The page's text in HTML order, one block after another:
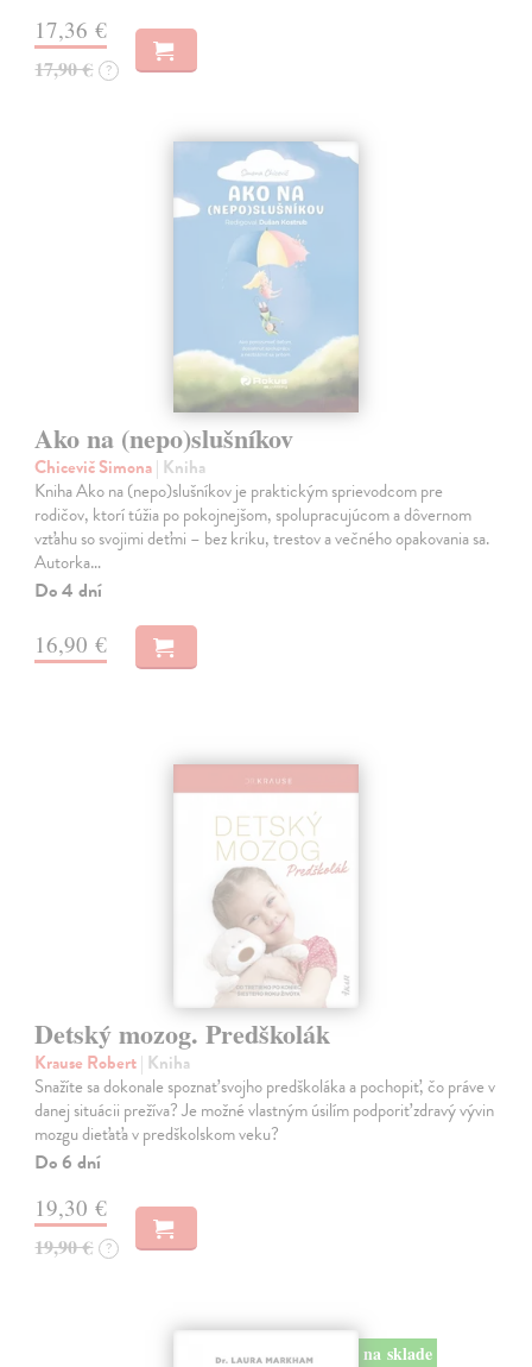
17,36 €
17,90 € ?
Ako na (nepo)slušníkov
Chicevič Simona| Kniha
Kniha Ako na (nepo)slušníkov je praktickým sprievodcom pre
rodičov, ktorí túžia po pokojnejšom, spolupracujúcom a dôvernom
vzťahu so svojimi deťmi – bez kriku, trestov a večného opakovania sa.
Autorka…
Do 4 dní
16,90 €
Detský mozog. Predškolák
Krause Robert| Kniha
Snažíte sa dokonale spoznať svojho predškoláka a pochopiť, čo práve v
danej situácii prežíva? Je možné vlastným úsilím podporiť zdravý vývin
mozgu dieťaťa v predškolskom veku?
Do 6 dní
19,30 €
19,90 € ?
na sklade